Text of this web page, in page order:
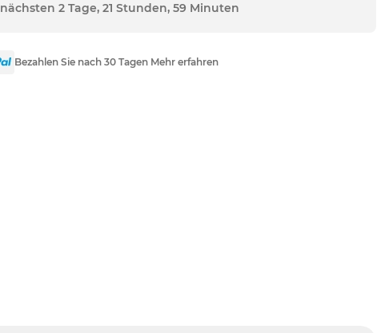
nächsten 2 Tage, 21 Stunden, 59 Minuten
Bezahlen Sie nach 30 Tagen Mehr erfahren